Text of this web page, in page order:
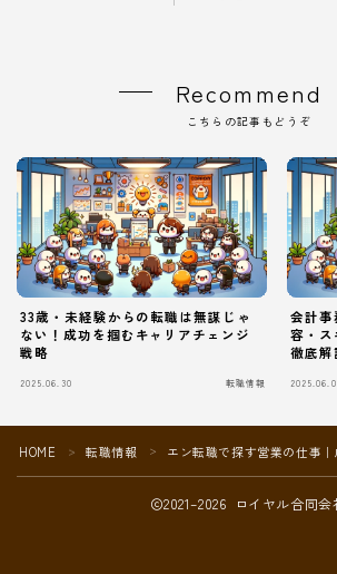
Follow Me
Recommend
こちらの記事もどうぞ
33歳・未経験からの転職は無謀じゃ
ない！成功を掴むキャリアチェンジ
戦略
2025.06.30 転職情報
会計事
容・ス
徹底解
HOME ＞ 転職情報 ＞ エン転職で探す営業の仕事
2021–2026 ロイヤル合同会